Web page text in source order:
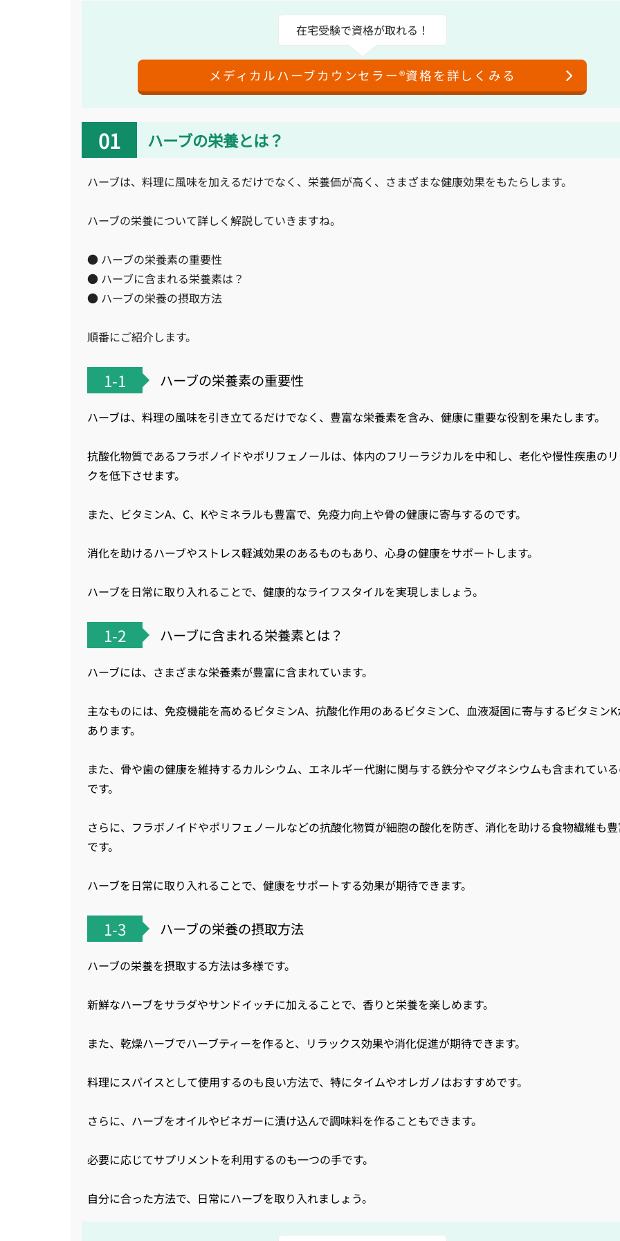
在宅受験で資格が取れる！
メディカルハーブカウンセラー®資格を詳しくみる
ハーブの栄養とは？
ハーブは、料理に風味を加えるだけでなく、栄養価が高く、さまざまな健康効果をもたらします。
ハーブの栄養について詳しく解説していきますね。
● ハーブの栄養素の重要性
● ハーブに含まれる栄養素は？
● ハーブの栄養の摂取方法
順番にご紹介します。
1-1 ハーブの栄養素の重要性
ハーブは、料理の風味を引き立てるだけでなく、豊富な栄養素を含み、健康に重要な役割を果たします。
抗酸化物質であるフラボノイドやポリフェノールは、体内のフリーラジカルを中和し、老化や慢性疾患の
クを低下させます。
また、ビタミンA、C、Kやミネラルも豊富で、免疫力向上や骨の健康に寄与するのです。
消化を助けるハーブやストレス軽減効果のあるものもあり、心身の健康をサポートします。
ハーブを日常に取り入れることで、健康的なライフスタイルを実現しましょう。
1-2 ハーブに含まれる栄養素とは？
ハーブには、さまざまな栄養素が豊富に含まれています。
主なものには、免疫機能を高めるビタミンA、抗酸化作用のあるビタミンC、血液凝固に寄与するビタミン
あります。
また、骨や歯の健康を維持するカルシウム、エネルギー代謝に関与する鉄分やマグネシウムも含まれてい
です。
さらに、フラボノイドやポリフェノールなどの抗酸化物質が細胞の酸化を防ぎ、消化を助ける食物繊維も
です。
ハーブを日常に取り入れることで、健康をサポートする効果が期待できます。
1-3 ハーブの栄養の摂取方法
ハーブの栄養を摂取する方法は多様です。
新鮮なハーブをサラダやサンドイッチに加えることで、香りと栄養を楽しめます。
また、乾燥ハーブでハーブティーを作ると、リラックス効果や消化促進が期待できます。
料理にスパイスとして使用するのも良い方法で、特にタイムやオレガノはおすすめです。
さらに、ハーブをオイルやビネガーに漬け込んで調味料を作ることもできます。
必要に応じてサプリメントを利用するのも一つの手です。
自分に合った方法で、日常にハーブを取り入れましょう。